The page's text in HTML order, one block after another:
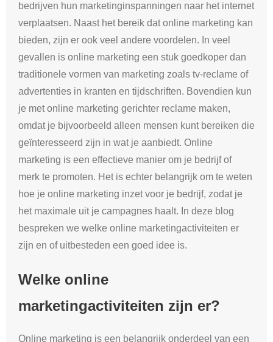
bedrijven hun marketinginspanningen naar het internet
verplaatsen. Naast het bereik dat online marketing kan
bieden, zijn er ook veel andere voordelen. In veel
gevallen is online marketing een stuk goedkoper dan
traditionele vormen van marketing zoals tv-reclame of
advertenties in kranten en tijdschriften. Bovendien kun
je met online marketing gerichter reclame maken,
omdat je bijvoorbeeld alleen mensen kunt bereiken die
geïnteresseerd zijn in wat je aanbiedt. Online
marketing is een effectieve manier om je bedrijf of
merk te promoten. Het is echter belangrijk om te weten
hoe je online marketing inzet voor je bedrijf, zodat je
het maximale uit je campagnes haalt. In deze blog
bespreken we welke online marketingactiviteiten er
zijn en of uitbesteden een goed idee is.
Welke online
marketingactiviteiten zijn er?
Online marketing is een belangrijk onderdeel van een